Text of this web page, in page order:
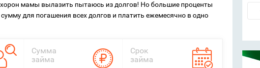
мамы вылазить пытаюсь из долгов! Но большие проценты
для погашения всех долгов и платить ежемесячно в одно
Сумма
займа
Срок
займа